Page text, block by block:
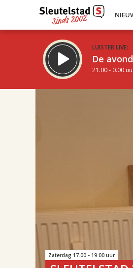
LUISTER LIVE:
De
21.00 - 0.00
Zaterdag 17.00 - 19.00 uur